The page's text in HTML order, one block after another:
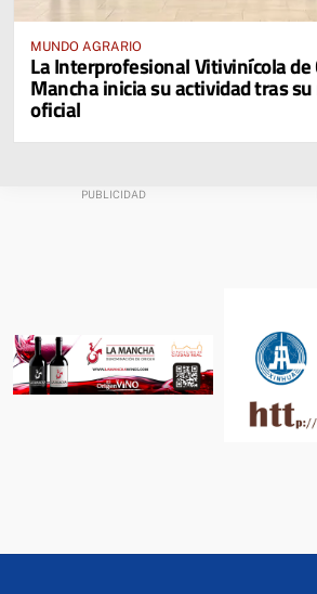
MUNDO AGRARIO
La Interprofesional Vitivinícola de
Mancha inicia su actividad tras
oficial